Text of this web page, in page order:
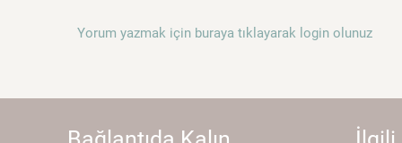
Yorum yazmak için buraya tıklayarak login olunuz